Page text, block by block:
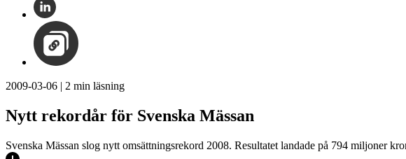
2009-03-06 | 2 min läsning
Nytt rekordår för Svenska Mässan
Svenska Mässan slog nytt omsättningsrekord 2008. Resultatet landade på 794 miljoner